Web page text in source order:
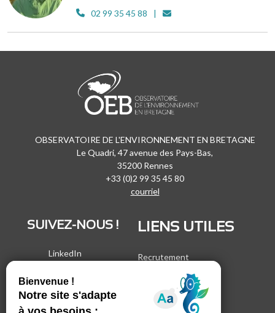
02 99 35 45 88
OBSERVATOIRE DE L'ENVIRONNEMENT EN BRETAGNE
Le Quadri, 47 avenue des Pays-Bas,
35200 Rennes
+33 (0)2 99 35 45 80
courriel
SUIVEZ-NOUS !
LinkedIn
Facebook
LIENS UTILES
Recrutement
Espace presse